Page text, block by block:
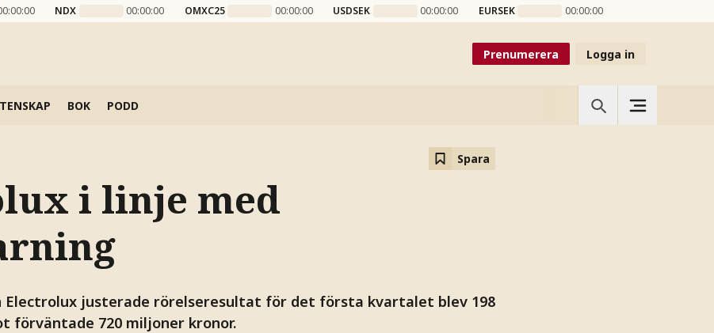
NDX 00:00:00 OMXC25 00:00:00 USDSEK 00:00:00 EURSEK 00:00:00
Prenumerera Logga in
BOK PODD
Spara
i linje med
justerade rörelseresultat för det första kvartalet blev 198
förväntade 720 miljoner kronor.